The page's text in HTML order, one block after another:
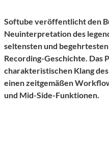
Softube veröffentlicht den
Neuinterpretation des
seltensten und
Recording-Geschichte. Das
charakteristischen Klang
einen zeitgemäßen
und Mid-Side-Funktionen.